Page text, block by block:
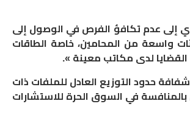
إلى عدم تكافؤ الفرص في الوصول إلى
واسعة من المحامين، خاصة الطاقات
القضايا لدى مكاتب معينة ».
حدود التوزيع العادل للملفات ذات
بالمنافسة في السوق الحرة للاستشارات